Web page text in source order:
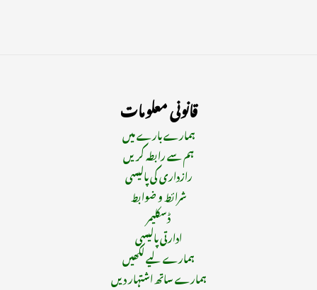
قانونی معلومات
ہمارے بارے میں
ہم سے رابطہ کریں
رازداری کی پالیسی
شرائط و ضوابط
ڈسکلیمر
ادارتی پالیسی
ہمارے لیے لکھیں
ہمارے ساتھ اشتہار دیں